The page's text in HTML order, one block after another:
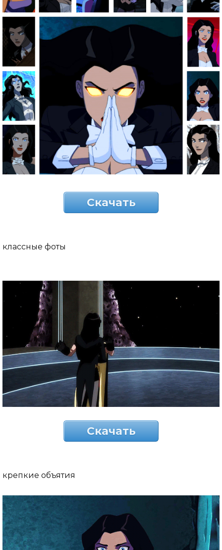
Скачать
классные фоты
Скачать
крепкие объятия